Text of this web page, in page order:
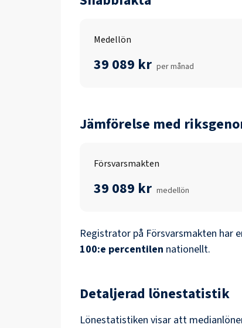
Medellön
39 089 kr per månad
Jämförelse med
Försvarsmakten
39 089 kr medellön
Registrator på Försvarsmakten har
100:e percentilen nationellt.
Detaljerad lönestatistik
Lönestatistiken visar att